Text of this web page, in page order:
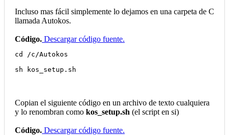
Incluso mas fácil simplemente lo dejamos en una carpeta de C
llamada Autokos.
Código. Descargar código fuente.
cd /c/Autokos
sh kos_setup.sh
Copian el siguiente código en un archivo de texto cualquiera
y lo renombran como kos_setup.sh (el script en si)
Código. Descargar código fuente.